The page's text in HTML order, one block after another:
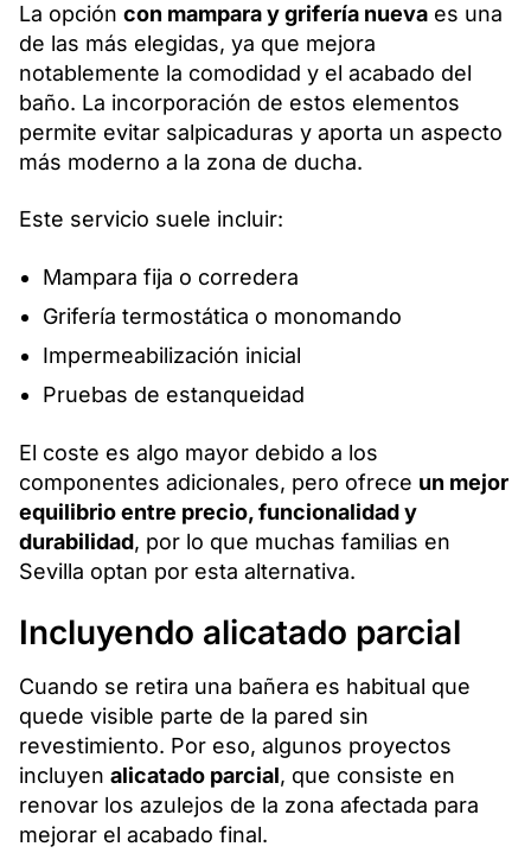
La opción con mampara y grifería nueva es una
de las más elegidas, ya que mejora
notablemente la comodidad y el acabado del
baño. La incorporación de estos elementos
permite evitar salpicaduras y aporta un aspecto
más moderno a la zona de ducha.
Este servicio suele incluir:
Mampara fija o corredera
Grifería termostática o monomando
Impermeabilización inicial
Pruebas de estanqueidad
El coste es algo mayor debido a los
componentes adicionales, pero ofrece un mejor
equilibrio entre precio, funcionalidad y
durabilidad, por lo que muchas familias en
Sevilla optan por esta alternativa.
Incluyendo alicatado parcial
Cuando se retira una bañera es habitual que
quede visible parte de la pared sin
revestimiento. Por eso, algunos proyectos
incluyen alicatado parcial, que consiste en
renovar los azulejos de la zona afectada para
mejorar el acabado final.